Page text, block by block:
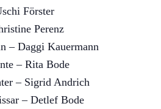
Förster
Perenz
– Daggi Kauermann
– Rita Bode
– Sigrid Andrich
– Detlef Bode